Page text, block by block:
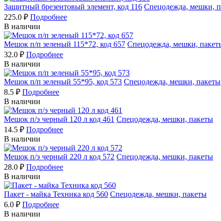
Защитный брезентовый элемент, код 116 Спецодежда, мешки,
225.0 ₽ Подробнее
В наличии
Мешок п/п зеленый 115*72, код 657 Спецодежда, мешки,
32.0 ₽ Подробнее
В наличии
Мешок п/п зеленый 55*95, код 573 Спецодежда, мешки, пакеты
8.5 ₽ Подробнее
В наличии
Мешок п/э черный 120 л код 461 Спецодежда, мешки, пакеты
14.5 ₽ Подробнее
В наличии
Мешок п/э черный 220 л код 572 Спецодежда, мешки, пакеты
28.0 ₽ Подробнее
В наличии
Пакет - майка Техника код 560 Спецодежда, мешки, пакеты
6.0 ₽ Подробнее
В наличии